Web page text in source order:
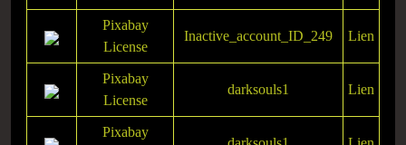
Pixabay
License
Inactive_account_ID_249 Lien
Pixabay
License
darksouls1 Lien
Pixabay